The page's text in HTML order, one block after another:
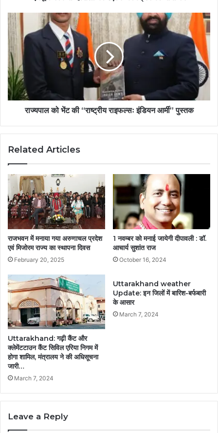
राज्यपाल को भेंट की ‘‘राष्ट्रीय राइफल्सः इंडियन आर्मी’’ पुस्तक
Related Articles
राजभवन में मनाया गया अरुणाचल प्रदेश
एवं मिजोरम राज्य का स्थापना दिवस
February 20, 2025
1 नवम्बर को मनाई जायेगी दीपावली : डॉ.
आचार्य सुशांत राज
October 16, 2024
Uttarakhand: गढ़ी कैंट और
क्लेमेंटटाउन कैंट सिविल एरिया निगम में
होगा शामिल, मंत्रालय ने की अधिसूचना
जारी…
March 7, 2024
Uttarakhand weather
Update: इन जिलों में बारिश-बर्फबारी
के आसार
March 7, 2024
Leave a Reply